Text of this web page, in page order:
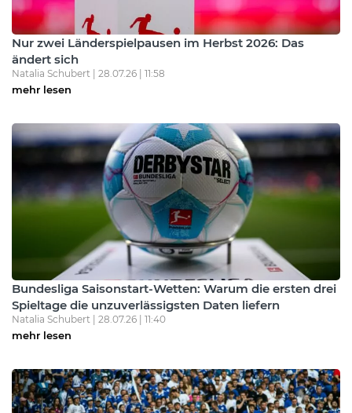
Nur zwei Länderspielpausen im Herbst 2026: Das
ändert sich
Natalia Schubert | 28.07.26 | 11:58
mehr lesen
Bundesliga Saisonstart-Wetten: Warum die ersten drei
Spieltage die unzuverlässigsten Daten liefern
Natalia Schubert | 28.07.26 | 11:40
mehr lesen